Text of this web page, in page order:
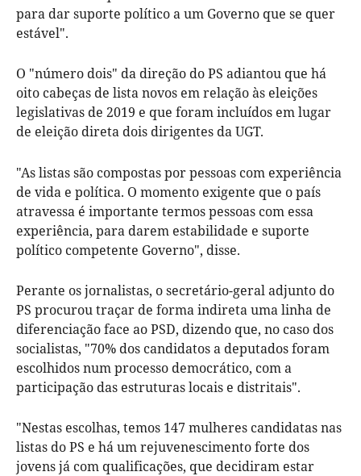
para dar suporte político a um Governo que se quer
estável".
O "número dois" da direção do PS adiantou que há
oito cabeças de lista novos em relação às eleições
legislativas de 2019 e que foram incluídos em lugar
de eleição direta dois dirigentes da UGT.
"As listas são compostas por pessoas com experiência
de vida e política. O momento exigente que o país
atravessa é importante termos pessoas com essa
experiência, para darem estabilidade e suporte
político competente Governo", disse.
Perante os jornalistas, o secretário-geral adjunto do
PS procurou traçar de forma indireta uma linha de
diferenciação face ao PSD, dizendo que, no caso dos
socialistas, "70% dos candidatos a deputados foram
escolhidos num processo democrático, com a
participação das estruturas locais e distritais".
"Nestas escolhas, temos 147 mulheres candidatas nas
listas do PS e há um rejuvenescimento forte dos
jovens já com qualificações, que decidiram estar